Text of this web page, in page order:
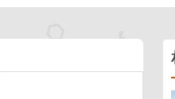
害
報